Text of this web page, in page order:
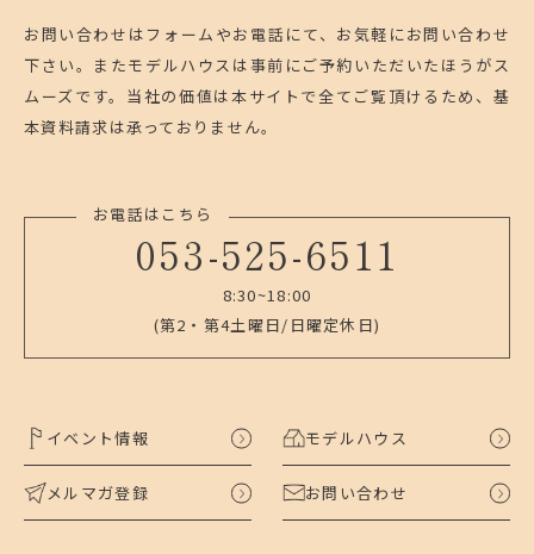
お問い合わせはフォームやお電話にて、お気軽にお問い合わせ
下さい。 またモデルハウスは事前にご予約いただいたほうがス
ムーズです。 当社の価値は本サイトで全てご覧頂けるため、基
本資料請求は承っておりません。
お電話はこちら
053-525-6511
8:30~18:00
(第2・第4土曜日/日曜定休日)
イベント情報 モデルハウス
メルマガ登録 お問い合わせ